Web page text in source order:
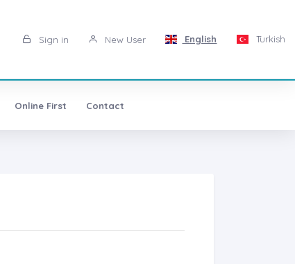
Sign in New User English Turkish
Online First Contact